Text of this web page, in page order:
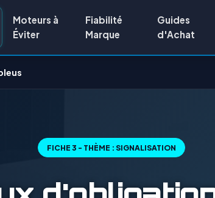
Moteurs à
Éviter
Fiabilité
Marque
Guides
d'Achat
FICHE 3 - THÈME : SIGNALISATION